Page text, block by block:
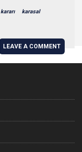
kararı karasal
LEAVE A COMMENT